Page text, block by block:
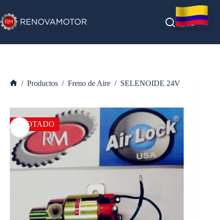
al
contenido
/ Productos / Freno de Aire / SELENOIDE 24V
AGOTADO